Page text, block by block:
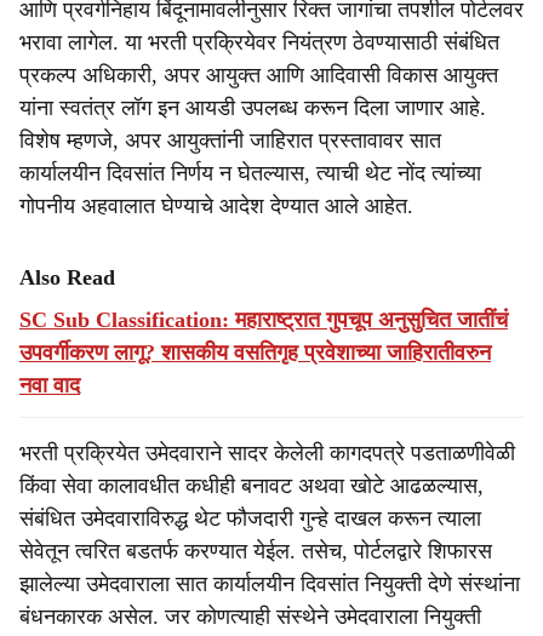
आणि प्रवर्गनिहाय बिंदूनामावलीनुसार रिक्त जागांचा तपशील पोर्टलवर
भरावा लागेल. या भरती प्रक्रियेवर नियंत्रण ठेवण्यासाठी संबंधित
प्रकल्प अधिकारी, अपर आयुक्त आणि आदिवासी विकास आयुक्त
यांना स्वतंत्र लॉग इन आयडी उपलब्ध करून दिला जाणार आहे.
विशेष म्हणजे, अपर आयुक्तांनी जाहिरात प्रस्तावावर सात
कार्यालयीन दिवसांत निर्णय न घेतल्यास, त्याची थेट नोंद त्यांच्या
गोपनीय अहवालात घेण्याचे आदेश देण्यात आले आहेत.
Also Read
SC Sub Classification: महाराष्ट्रात गुपचूप अनुसुचित जातींचं
उपवर्गीकरण लागू? शासकीय वसतिगृह प्रवेशाच्या जाहिरातीवरुन
नवा वाद
भरती प्रक्रियेत उमेदवाराने सादर केलेली कागदपत्रे पडताळणीवेळी
किंवा सेवा कालावधीत कधीही बनावट अथवा खोटे आढळल्यास,
संबंधित उमेदवाराविरुद्ध थेट फौजदारी गुन्हे दाखल करून त्याला
सेवेतून त्वरित बडतर्फ करण्यात येईल. तसेच, पोर्टलद्वारे शिफारस
झालेल्या उमेदवाराला सात कार्यालयीन दिवसांत नियुक्ती देणे संस्थांना
बंधनकारक असेल. जर कोणत्याही संस्थेने उमेदवाराला नियुक्ती